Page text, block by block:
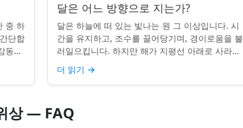
중 하
단합
동적
쉽지
달은 어느 방향으로 지는가?
달은 하늘에 떠 있는 빛나는 원 그 이상입니다. 시
간을 유지하고, 조수를 끌어당기며, 경이로움을 불
러일으킵니다. 하지만 해가 지평선 아래로 사라질
때, 당신은 한 번쯤 멈춰서 물어본 적이 있나요: 그
곳은 어디일까? ...
더 읽기 →
상 — FAQ